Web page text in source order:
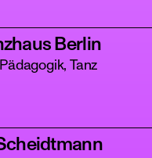
Berlin
Tanz